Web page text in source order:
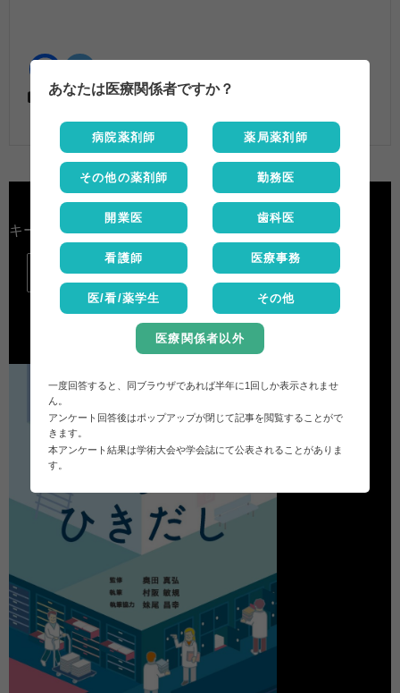
医薬品情報Q&A
キーワード検索

あなたは医療関係者ですか？
病院薬剤師 薬局薬剤師
その他の薬剤師 勤務医
開業医 歯科医
看護師 医療事務
医/看/薬学生 その他
医療関係者以外
一度回答すると、同ブラウザであれば半年に1回しか表示されませ
ん。
アンケート回答後はポップアップが閉じて記事を閲覧することがで
きます。
本アンケート結果は学術大会や学会誌にて公表されることがありま
す。